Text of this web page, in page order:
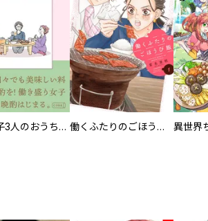
働き女子3人のおうち晩酌 働くふたりのごほうび飯